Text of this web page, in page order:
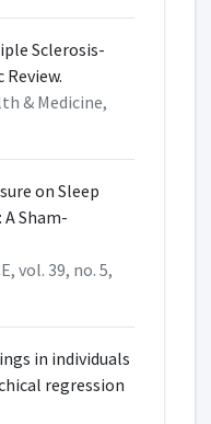
Sclerosis-
& Medicine,
on Sleep
Sham-
vol. 39, no. 5,
in individuals
regression